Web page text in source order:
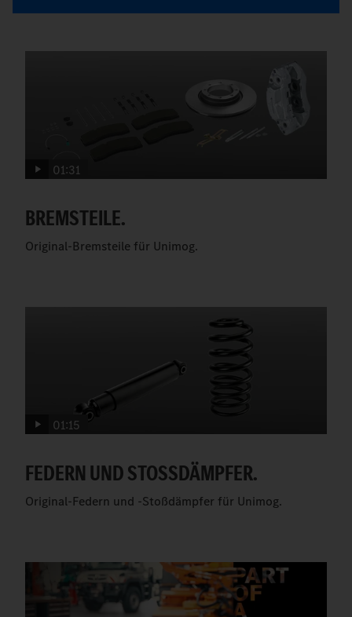
01:31
BREMSTEILE.
Original-Bremsteile für Unimog.
01:15
FEDERN UND STOSSDÄMPFER.
Original-Federn und -Stoßdämpfer für Unimog.